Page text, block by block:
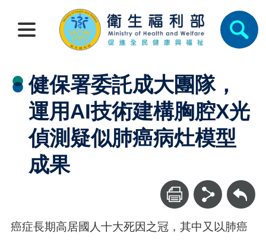
健保署委託成大團隊，
運用AI技術建構胸腔X光
偵測疑似肺癌病灶模型
成果
回上一頁
癌症長期高居國人十大死因之冠，其中又以肺癌